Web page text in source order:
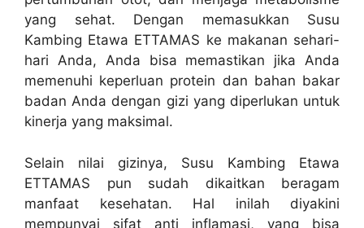
yang sehat. Dengan memasukkan Susu
Kambing Etawa ETTAMAS ke makanan sehari-
hari Anda, Anda bisa memastikan jika Anda
memenuhi keperluan protein dan bahan bakar
badan Anda dengan gizi yang diperlukan untuk
kinerja yang maksimal.
Selain nilai gizinya, Susu Kambing Etawa
ETTAMAS pun sudah dikaitkan beragam
manfaat kesehatan. Hal inilah diyakini
mempunyai sifat anti inflamasi, yang bisa